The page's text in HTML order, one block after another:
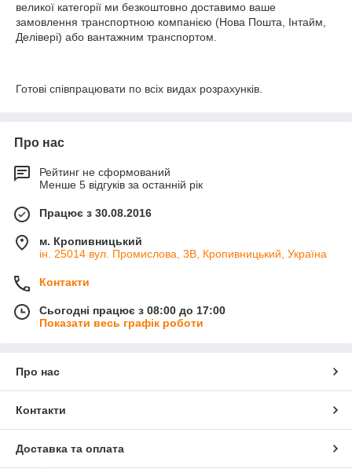
великої категорії ми безкоштовно доставимо ваше
замовлення транспортною компанією (Нова Пошта, Інтайм,
Делівері) або вантажним транспортом.
Готові співпрацювати по всіх видах розрахунків.
Про нас
Рейтинг не сформований
Менше 5 відгуків за останній рік
Працює з 30.08.2016
м. Кропивницький
ін. 25014 вул. Промислова, 3В, Кропивницький, Україна
Контакти
Сьогодні працює з 08:00 до 17:00
Показати весь графік роботи
Про нас
Контакти
Доставка та оплата